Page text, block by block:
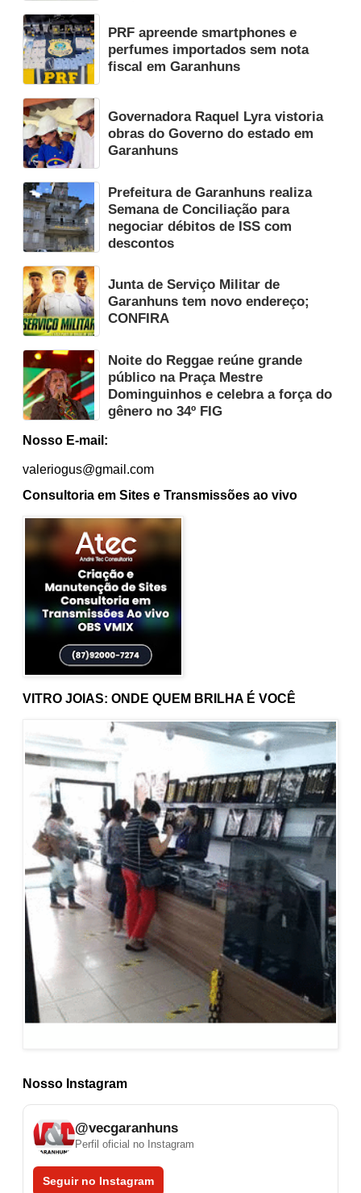
Nosso Instagram
@vecgaranhuns
Perfil oficial no Instagram
Seguir no Instagram
VITRO JOIAS: ONDE QUEM BRILHA É VOCÊ
PRF apreende smartphones e
perfumes importados sem nota
fiscal em Garanhuns
Governadora Raquel Lyra vistoria
obras do Governo do estado em
Garanhuns
Prefeitura de Garanhuns realiza
Semana de Conciliação para
negociar débitos de ISS com
descontos
Junta de Serviço Militar de
Garanhuns tem novo endereço;
CONFIRA
Noite do Reggae reúne grande
público na Praça Mestre
Dominguinhos e celebra a força do
gênero no 34º FIG
Nosso E-mail:
valeriogus@gmail.com
Consultoria em Sites e Transmissões ao vivo